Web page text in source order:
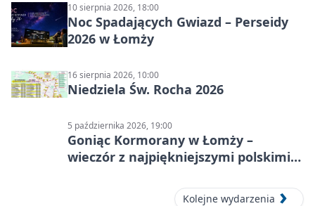
10 sierpnia 2026, 18:00
Noc Spadających Gwiazd – Perseidy
2026 w Łomży
16 sierpnia 2026, 10:00
Niedziela Św. Rocha 2026
5 października 2026, 19:00
Goniąc Kormorany w Łomży –
wieczór z najpiękniejszymi polskimi
Kolejne wydarzenia